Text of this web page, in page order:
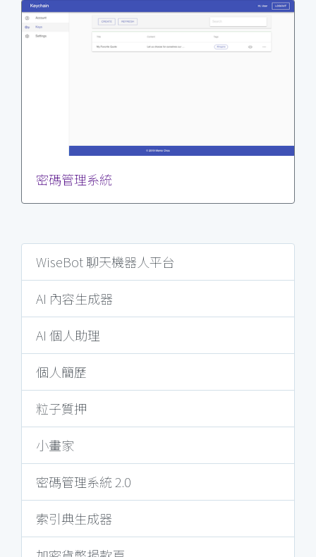
密碼管理系統
WiseBot 聊天機器人平台
AI 內容生成器
AI 個人助理
個人簡歷
粒子質押
小畫家
密碼管理系統 2.0
索引典生成器